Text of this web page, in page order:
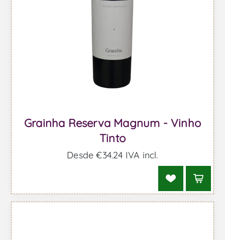
Grainha Reserva Magnum - Vinho
Tinto
Desde €34,24 IVA incl.